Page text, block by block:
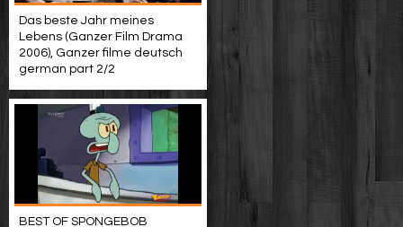
Das beste Jahr meines
Lebens (Ganzer Film Drama
2006), Ganzer filme deutsch
german part 2/2
BEST OF SPONGEBOB